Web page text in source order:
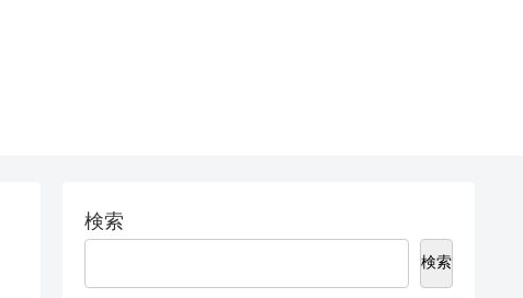
検索
検索